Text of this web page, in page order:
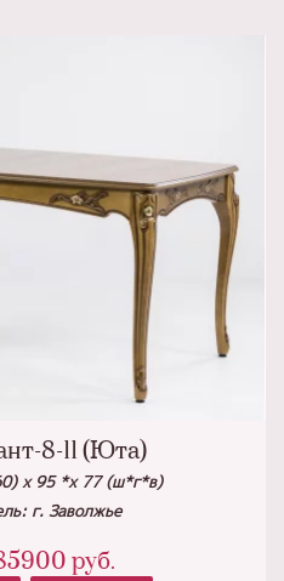
8-11 (Юта)
х 95 *х 77 (ш*г*в)
г. Заволжье
руб.